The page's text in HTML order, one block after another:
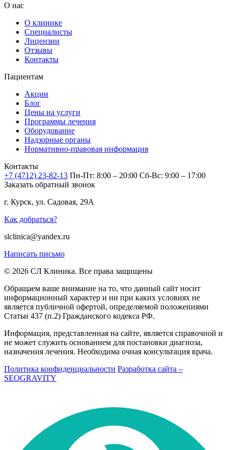
О нас
О клинике
Специалисты
Лицензии
Отзывы
Контакты
Пациентам
Акции
Блог
Цены на услуги
Программы лечения
Оборудование
Надзорные органы
Нормативно-правовая информация
Контакты
+7 (4712) 23-82-13 Пн-Пт: 8:00 – 20:00 Сб-Вс: 9:00 – 17:00
Заказать обратный звонок
г. Курск, ул. Садовая, 29А
Как добраться?
slclinica@yandex.ru
Написать письмо
© 2026 СЛ Клиника. Все права защищены
Обращаем ваше внимание на то, что данный сайт носит
информационный характер и ни при каких условиях не
является публичной офертой, определяемой положениями
Статьи 437 (п.2) Гражданского кодекса РФ.
Информация, представленная на сайте, является справочной и
не может служить основанием для постановки диагноза,
назначения лечения. Необходима очная консультация врача.
Политика конфиденциальности Разработка сайта –
SEOGRAVITY